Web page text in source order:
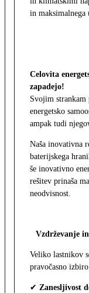
in
Celovita
zapadejo!
Svojim
energetsko
ampak tudi
Naša inovativna
baterijskega
še inovativno
rešitev prinaša
neodvisnost.
Vzdrževanje
Veliko lastnikov
pravočasno
✔ Zanesljivost